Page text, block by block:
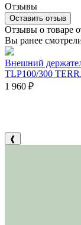
Отзывы
Оставить отзыв
Отзывы о товаре
Вы ранее
Внешний
TLP100/300
1 960 ₽
❰